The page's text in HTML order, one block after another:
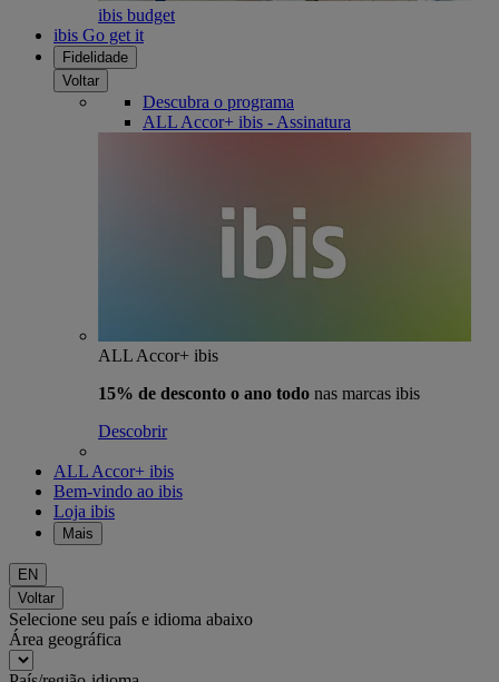
ibis budget
ibis Go get it
Fidelidade
Voltar
Descubra o programa
ALL Accor+ ibis - Assinatura
ALL Accor+ ibis
15% de desconto o ano todo nas marcas ibis
Descobrir
ALL Accor+ ibis
Bem-vindo ao ibis
Loja ibis
Mais
EN
Voltar
Selecione seu país e idioma abaixo
Área geográfica